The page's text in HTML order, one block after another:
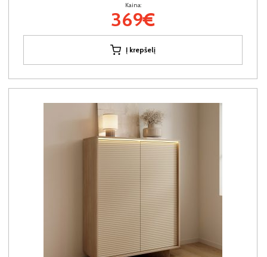
Kaina:
369€
Į krepšelį